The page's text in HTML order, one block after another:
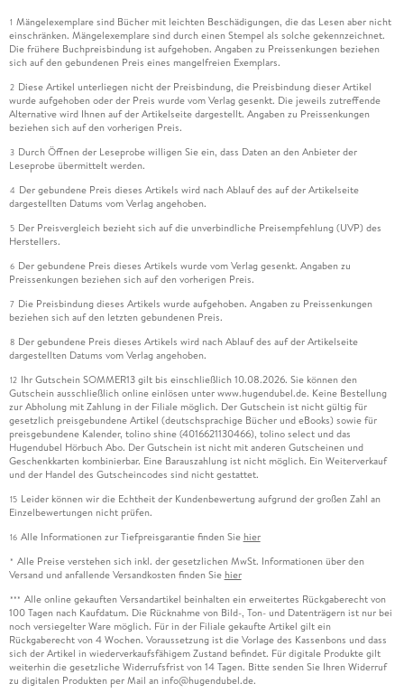
1 Mängelexemplare sind Bücher mit leichten Beschädigungen, die das Lesen aber nicht
einschränken. Mängelexemplare sind durch einen Stempel als solche gekennzeichnet.
Die frühere Buchpreisbindung ist aufgehoben. Angaben zu Preissenkungen beziehen
sich auf den gebundenen Preis eines mangelfreien Exemplars.
2 Diese Artikel unterliegen nicht der Preisbindung, die Preisbindung dieser Artikel
wurde aufgehoben oder der Preis wurde vom Verlag gesenkt. Die jeweils zutreffende
Alternative wird Ihnen auf der Artikelseite dargestellt. Angaben zu Preissenkungen
beziehen sich auf den vorherigen Preis.
3 Durch Öffnen der Leseprobe willigen Sie ein, dass Daten an den Anbieter der
Leseprobe übermittelt werden.
4 Der gebundene Preis dieses Artikels wird nach Ablauf des auf der Artikelseite
dargestellten Datums vom Verlag angehoben.
5 Der Preisvergleich bezieht sich auf die unverbindliche Preisempfehlung (UVP) des
Herstellers.
6 Der gebundene Preis dieses Artikels wurde vom Verlag gesenkt. Angaben zu
Preissenkungen beziehen sich auf den vorherigen Preis.
7 Die Preisbindung dieses Artikels wurde aufgehoben. Angaben zu Preissenkungen
beziehen sich auf den letzten gebundenen Preis.
8 Der gebundene Preis dieses Artikels wird nach Ablauf des auf der Artikelseite
dargestellten Datums vom Verlag angehoben.
12 Ihr Gutschein SOMMER13 gilt bis einschließlich 10.08.2026. Sie können den
Gutschein ausschließlich online einlösen unter www.hugendubel.de. Keine Bestellung
zur Abholung mit Zahlung in der Filiale möglich. Der Gutschein ist nicht gültig für
gesetzlich preisgebundene Artikel (deutschsprachige Bücher und eBooks) sowie für
preisgebundene Kalender, tolino shine (4016621130466), tolino select und das
Hugendubel Hörbuch Abo. Der Gutschein ist nicht mit anderen Gutscheinen und
Geschenkkarten kombinierbar. Eine Barauszahlung ist nicht möglich. Ein Weiterverkauf
und der Handel des Gutscheincodes sind nicht gestattet.
15 Leider können wir die Echtheit der Kundenbewertung aufgrund der großen Zahl an
Einzelbewertungen nicht prüfen.
16 Alle Informationen zur Tiefpreisgarantie finden Sie hier
* Alle Preise verstehen sich inkl. der gesetzlichen MwSt. Informationen über den
Versand und anfallende Versandkosten finden Sie hier
*** Alle online gekauften Versandartikel beinhalten ein erweitertes Rückgaberecht von
100 Tagen nach Kaufdatum. Die Rücknahme von Bild-, Ton- und Datenträgern ist nur bei
noch versiegelter Ware möglich. Für in der Filiale gekaufte Artikel gilt ein
Rückgaberecht von 4 Wochen. Voraussetzung ist die Vorlage des Kassenbons und dass
sich der Artikel in wiederverkaufsfähigem Zustand befindet. Für digitale Produkte gilt
weiterhin die gesetzliche Widerrufsfrist von 14 Tagen. Bitte senden Sie Ihren Widerruf
zu digitalen Produkten per Mail an info@hugendubel.de.